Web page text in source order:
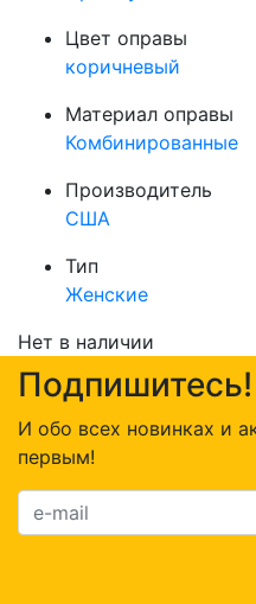
Цвет оправы
коричневый
Материал оправы
Комбинированные
Производитель
США
Тип
Женские
Нет в наличии
Подпишитесь!
И обо всех новинках и
первым!